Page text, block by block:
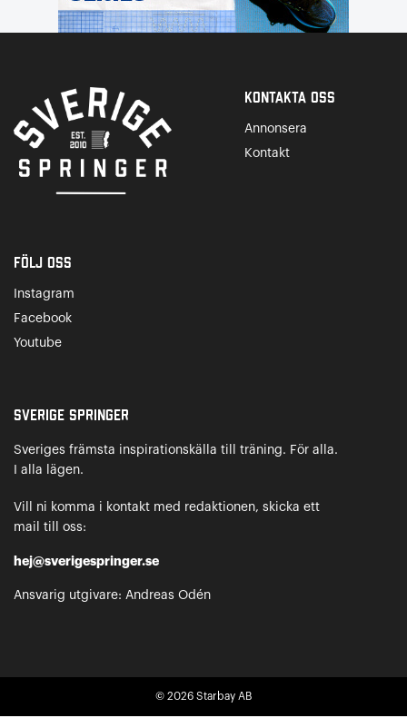
Kontakta Oss
Annonsera
Kontakt
Följ oss
Instagram
Facebook
Youtube
Sverige Springer
Sveriges främsta inspirationskälla till träning. För alla.
I alla lägen.
Vill ni komma i kontakt med redaktionen, skicka ett
mail till oss:
hej@sverigespringer.se
Ansvarig utgivare: Andreas Odén
© 2026 Starbay AB